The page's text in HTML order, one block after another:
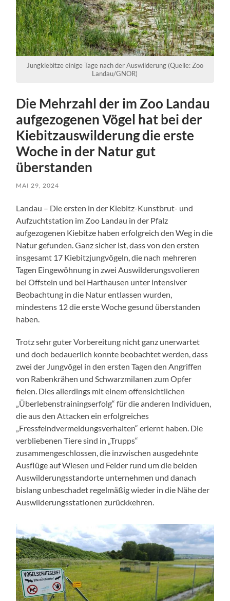
Jungkiebitze einige Tage nach der Auswilderung (Quelle: Zoo
Landau/GNOR)
Die Mehrzahl der im Zoo Landau
aufgezogenen Vögel hat bei der
Kiebitzauswilderung die erste
Woche in der Natur gut
überstanden
MAI 29, 2024
Landau – Die ersten in der Kiebitz-Kunstbrut- und
Aufzuchtstation im Zoo Landau in der Pfalz
aufgezogenen Kiebitze haben erfolgreich den Weg in die
Natur gefunden. Ganz sicher ist, dass von den ersten
insgesamt 17 Kiebitzjungvögeln, die nach mehreren
Tagen Eingewöhnung in zwei Auswilderungsvolieren
bei Offstein und bei Harthausen unter intensiver
Beobachtung in die Natur entlassen wurden,
mindestens 12 die erste Woche gesund überstanden
haben.
Trotz sehr guter Vorbereitung nicht ganz unerwartet
und doch bedauerlich konnte beobachtet werden, dass
zwei der Jungvögel in den ersten Tagen den Angriffen
von Rabenkrähen und Schwarzmilanen zum Opfer
fielen. Dies allerdings mit einem offensichtlichen
„Überlebenstrainingserfolg“ für die anderen Individuen,
die aus den Attacken ein erfolgreiches
„Fressfeindvermeidungsverhalten“ erlernt haben. Die
verbliebenen Tiere sind in „Trupps“
zusammengeschlossen, die inzwischen ausgedehnte
Ausflüge auf Wiesen und Felder rund um die beiden
Auswilderungsstandorte unternehmen und danach
bislang unbeschadet regelmäßig wieder in die Nähe der
Auswilderungsstationen zurückkehren.